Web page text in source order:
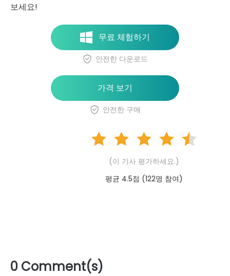
보세요!
무료 체험하기
안전한 다운로드
가격 보기
안전한 구매
(이 기사 평가하세요.)
평균 4.5점 (122명 참여)
0 Comment(s)